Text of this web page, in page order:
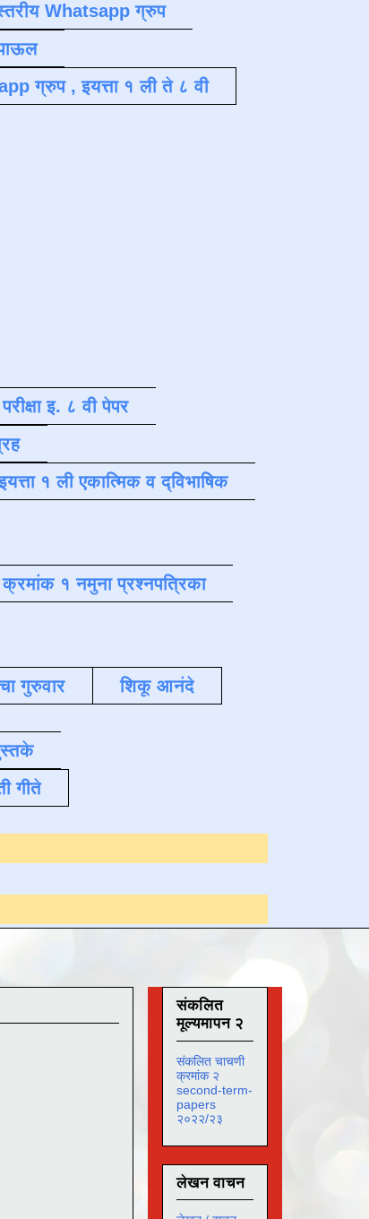
Whatsapp ग्रुप
ग्रुप , इयत्ता १ ली ते ८ वी
परीक्षा इ. ८ वी पेपर
१ ली एकात्मिक व द्विभाषिक
१ नमुना प्रश्नपत्रिका
गुरुवार शिकू आनंदे
गीते
संकलित
मूल्यमापन २
संकलित चाचणी
क्रमांक २
second-term-
papers
२०२२/२३
लेखन वाचन